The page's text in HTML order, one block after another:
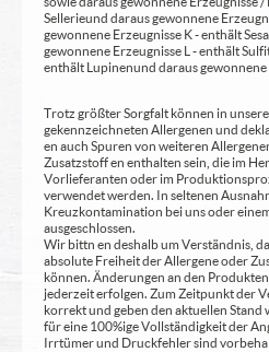
Sellerie und daraus gewonnene
gewonnene Erzeugnisse K - enthält
gewonnene Erzeugnisse L - enthält
enthält Lupinen und daraus
Trotz größter Sorgfalt können in
gekennzeichneten Allergenen und
en auch Spuren von weiteren
Zusatzstoff en enthalten sein, die im
Vorlieferanten oder im
verwendet werden. In seltenen
Kreuzkontamination bei uns oder
ausgeschlossen.
Wir bittn en deshalb um Verständnis,
absolute Freiheit der Allergene oder
können. Änderungen an den
jederzeit erfolgen. Zum Zeitpunkt der
korrekt und geben den aktuellen Stand
für eine 100%ige Vollständigkeit der
Irrtümer und Druckfehler sind